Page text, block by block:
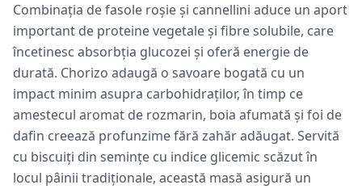
Combinația de fasole roșie și cannellini aduce un aport
important de proteine vegetale și fibre solubile, care
încetinesc absorbția glucozei și oferă energie de
durată. Chorizo adaugă o savoare bogată cu un
impact minim asupra carbohidraților, în timp ce
amestecul aromat de rozmarin, boia afumată și foi de
dafin creează profunzime fără zahăr adăugat. Servită
cu biscuiți din semințe cu indice glicemic scăzut în
locul pâinii tradiționale, această masă asigură un